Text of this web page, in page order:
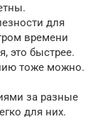
для
времени
это быстрее.
тоже можно.
за разные
для них.